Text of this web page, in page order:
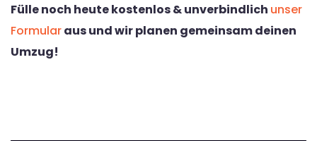
Fülle noch heute kostenlos & unverbindlich unser
Formularaus und wir planen gemeinsam deinen
Umzug!